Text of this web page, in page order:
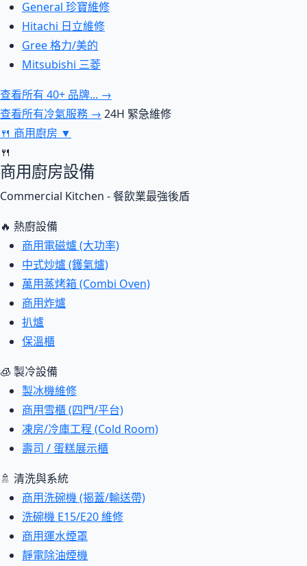
General 珍寶維修
Hitachi 日立維修
Gree 格力/美的
Mitsubishi 三菱
查看所有 40+ 品牌... →
查看所有冷氣服務 → 24H 緊急維修
🍴 商用廚房 ▼
🍴
商用廚房設備
Commercial Kitchen - 餐飲業最強後盾
🔥 熱廚設備
商用電磁爐 (大功率)
中式炒爐 (鑊氣爐)
萬用蒸烤箱 (Combi Oven)
商用炸爐
扒爐
保溫櫃
🧊 製冷設備
製冰機維修
商用雪櫃 (四門/平台)
凍房/冷庫工程 (Cold Room)
壽司 / 蛋糕展示櫃
🚿 清洗與系統
商用洗碗機 (揭蓋/輸送帶)
洗碗機 E15/E20 維修
商用運水煙罩
靜電除油煙機